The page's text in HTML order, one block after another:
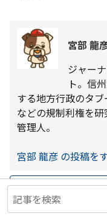
宮部 龍
ジャー
ト。信州大学
する地方行政のタ
などの規制利権を
管理人。
宮部 龍彦 の投稿を
←曲輪クエスト